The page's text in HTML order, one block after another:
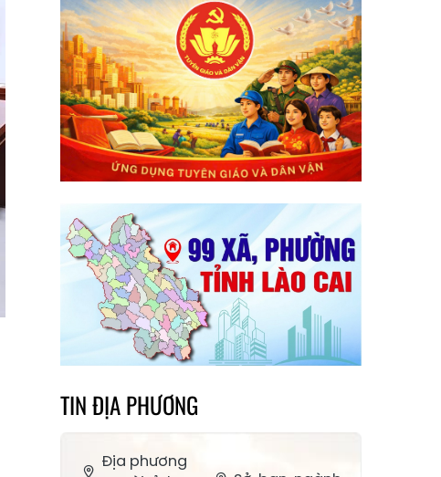
TIN ĐỊA PHƯƠNG
Địa phương